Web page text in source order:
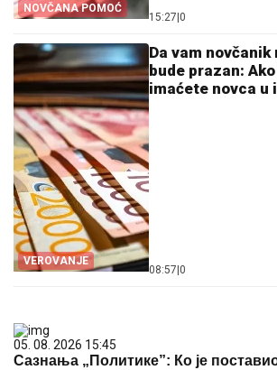
NOVČANA POMOĆ
15:27|0
VEROVANJE
Da vam novčanik
bude prazan:
imaćete novca u
08:57|0
05. 08. 2026 15:45
Сазнања „Политике”: Ко је